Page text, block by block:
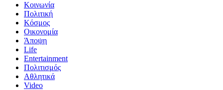
Κοινωνία
Πολιτική
Κόσμος
Οικονομία
Άποψη
Life
Entertainment
Πολιτισμός
Αθλητικά
Video